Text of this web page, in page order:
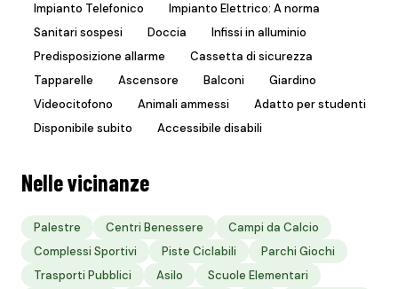
Impianto Telefonico
Impianto Elettrico: A norma
Sanitari sospesi
Doccia
Infissi in alluminio
Predisposizione allarme
Cassetta di sicurezza
Tapparelle
Ascensore Balconi
Giardino
Videocitofono
Animali ammessi
Adatto per studenti
Disponibile subito
Accessibile disabili
Nelle vicinanze
Palestre Centri Benessere
Campi da Calcio
Complessi Sportivi
Piste Ciclabili
Parchi Giochi
Trasporti Pubblici
Asilo
Scuole Elementari